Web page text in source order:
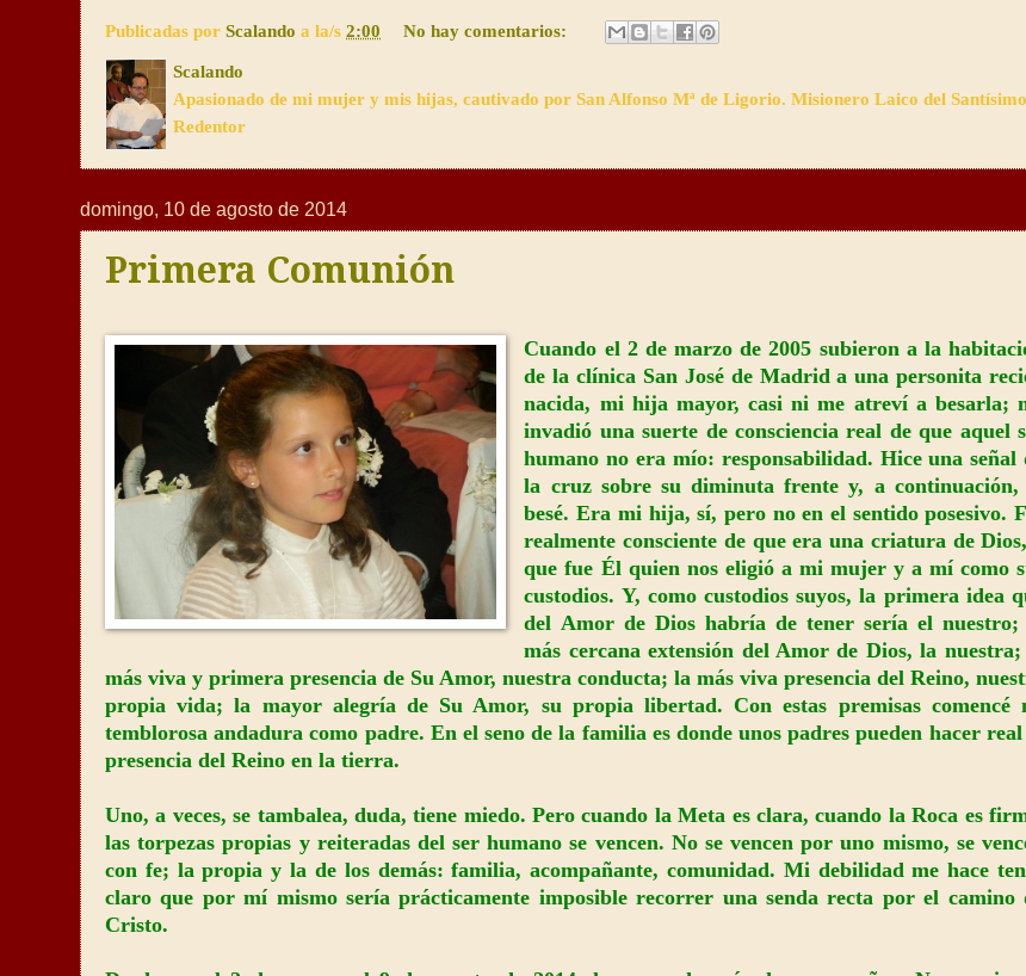
Publicadas por Scalando a la/s 2:00 No hay comentarios:
Scalando
Apasionado de mi mujer y mis hijas, cautivado por San Alfonso Mª de Ligorio. Misionero Laico del Santísimo
Redentor
domingo, 10 de agosto de 2014
Primera Comunión
Cuando el 2 de marzo de 2005 subieron a la
de la clínica San José de Madrid a una personita
nacida, mi hija mayor, casi ni me atreví a besarla;
invadió una suerte de consciencia real de que aquel
humano no era mío: responsabilidad. Hice una señal
la cruz sobre su diminuta frente y, a continuación,
besé. Era mi hija, sí, pero no en el sentido posesivo.
realmente consciente de que era una criatura de
que fue Él quien nos eligió a mi mujer y a mí como
custodios. Y, como custodios suyos, la primera idea
del Amor de Dios habría de tener sería el nuestro;
más cercana extensión del Amor de Dios, la
más viva y primera presencia de Su Amor, nuestra conducta; la más viva presencia del Reino,
propia vida; la mayor alegría de Su Amor, su propia libertad. Con estas premisas comencé
temblorosa andadura como padre. En el seno de la familia es donde unos padres pueden hacer
presencia del Reino en la tierra.
Uno, a veces, se tambalea, duda, tiene miedo. Pero cuando la Meta es clara, cuando la Roca es
las torpezas propias y reiteradas del ser humano se vencen. No se vencen por uno mismo, se
con fe; la propia y la de los demás: familia, acompañante, comunidad. Mi debilidad me hace
claro que por mí mismo sería prácticamente imposible recorrer una senda recta por el camino
Cristo.